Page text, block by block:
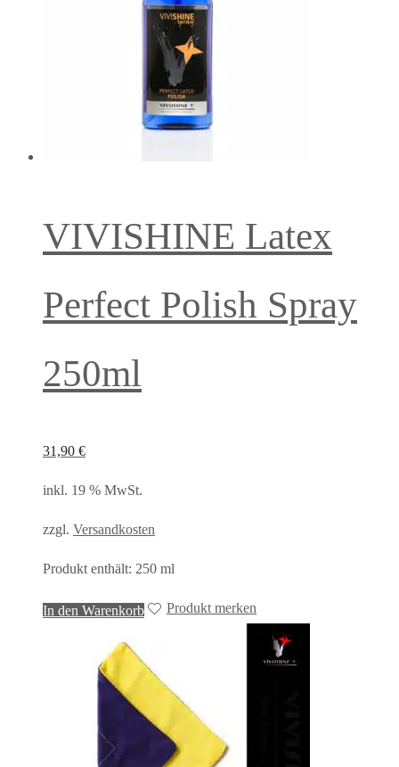
VIVISHINE Latex
Perfect Polish Spray
250ml
31,90 €
inkl. 19 % MwSt.
zzgl. Versandkosten
Produkt enthält: 250 ml
In den Warenkorb Produkt merken